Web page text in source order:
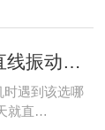
筛分物料时选择直线振动筛还是
时遇到该选哪
就直…